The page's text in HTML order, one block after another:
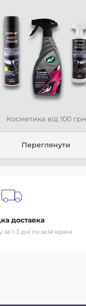
Косметика від 100 грн
Переглянути
доставка
1-3 дні по всій країні